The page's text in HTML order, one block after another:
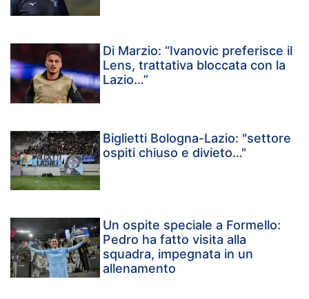
Di Marzio: “Ivanovic preferisce il
Lens, trattativa bloccata con la
Lazio…”
Biglietti Bologna-Lazio: "settore
ospiti chiuso e divieto…"
Un ospite speciale a Formello:
Pedro ha fatto visita alla
squadra, impegnata in un
allenamento